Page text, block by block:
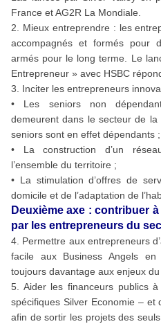
France et AG2R La Mondiale.
2. Mieux entreprendre : les
accompagnés et formés pour
armés pour le long terme. Le
Entrepreneur » avec HSBC
3. Inciter les entrepreneurs
• Les seniors non
demeurent dans le secteur de
seniors sont en effet dépendants ;
• La construction d’un
l’ensemble du territoire ;
• La stimulation d’offres de
domicile et de l’adaptation de
Deuxième axe : contribuer
par les entrepreneurs du
4. Permettre aux entrepreneurs
facile aux Business Angels en
toujours davantage aux enjeux
5. Aider les financeurs publics
spécifiques Silver Economie –
afin de sortir les projets des